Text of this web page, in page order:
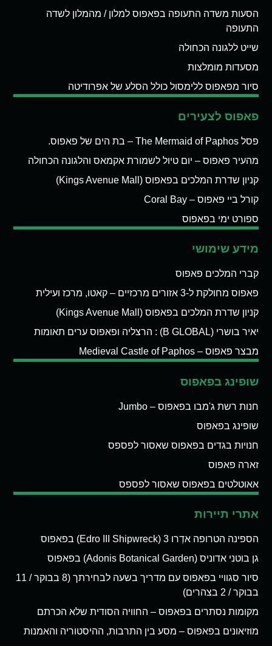
הסעות משדה התעופה בפאפוס למלון / מהמלון לשדה
התעופה
שייט ללגונה הכחולה
מסעדות מומלצות
סיור מפאפוס ללימסול כולל הסלע של אפרודיטה
פאפוס לצעירים
פסל The Mermaid of Paphos – בת הים של פאפוס.
מהעיר פאפוס – יום טיול לשמורת אקמאס והלגונה הכחולה
קניון שדרת המלכים בפאפוס (Kings Avenue Mall)
קורל ביי פאפוס – Coral Bay
ספורט ימי בפאפוס
מידע שימושי
קברי המלכים פאפוס
פאפוס מחולקת ל-3 אזורים מרכזיים – קאטו, מרכז ועילית
קניון שדרת המלכים בפאפוס (Kings Avenue Mall)
יאיר בושרי (B GLOBAL) : הרצליה ופאפוס ערים תאומות
מבצר פאפוס – Medieval Castle of Paphos
שופינג בפאפוס
חנות רשת ג'מבו בפאפוס – Jumbo
שופינג בפאפוס
חנויות בגדים בפאפוס שאסור לפספס
זארה פאפוס
אאוטלטים בפאפוס שאסור לפספס
אתרי תיירות
הספינה הטרופה אדְרו 3 (Edro III Shipwreck) בפאפוס
גן בוטני אדוניס (Adonis Botanical Garden) בפאפוס
סיור סגוויי בפאפוס עם מדריך בשעה לבחירתך (8 בבוקר / 11
בבוקר / 2 בצהרים)
מקומות נסתרים בפאפוס – החוויה הסודית שלא הכרתם
מוזיאונים בפאפוס – מסע בין התרבות, ההיסטוריה והאמנות